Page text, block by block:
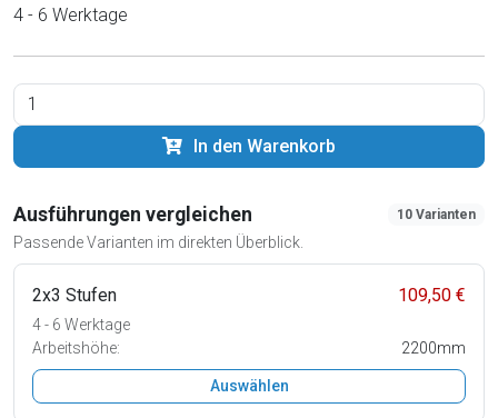
4 - 6 Werktage
In den Warenkorb
Ausführungen vergleichen
Passende Varianten im direkten Überblick.
10 Varianten
2x3 Stufen 109,50 €
4 - 6 Werktage
Arbeitshöhe:
2200mm
Auswählen